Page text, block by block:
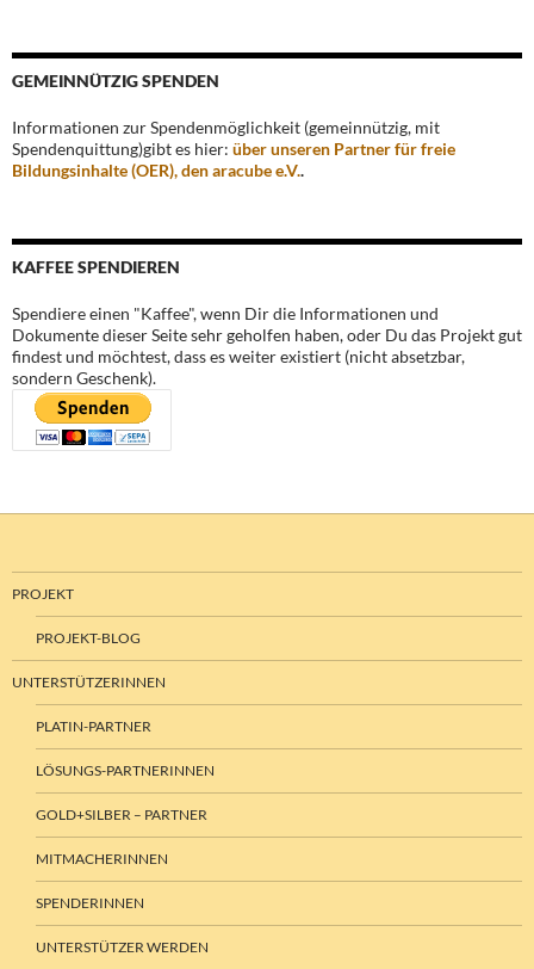
GEMEINNÜTZIG SPENDEN
Informationen zur Spendenmöglichkeit (gemeinnützig, mit
Spendenquittung)gibt es hier: über unseren Partner für freie
Bildungsinhalte (OER), den aracube e.V..
KAFFEE SPENDIEREN
Spendiere einen "Kaffee", wenn Dir die Informationen und
Dokumente dieser Seite sehr geholfen haben, oder Du das Projekt gut
findest und möchtest, dass es weiter existiert (nicht absetzbar,
sondern Geschenk).
PROJEKT
PROJEKT-BLOG
UNTERSTÜTZERINNEN
PLATIN-PARTNER
LÖSUNGS-PARTNERINNEN
GOLD+SILBER – PARTNER
MITMACHERINNEN
SPENDERINNEN
UNTERSTÜTZER WERDEN